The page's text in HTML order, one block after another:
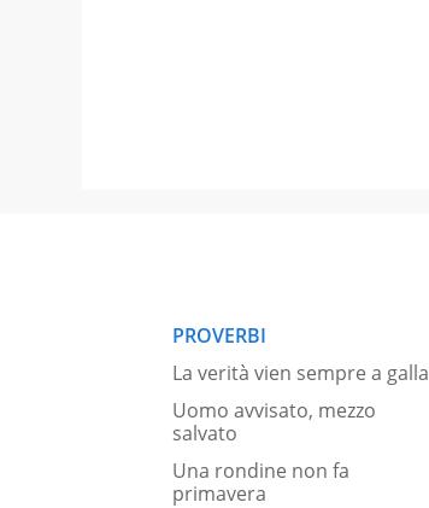
PROVERBI
La verità vien sempre a galla
Uomo avvisato, mezzo
salvato
Una rondine non fa
primavera